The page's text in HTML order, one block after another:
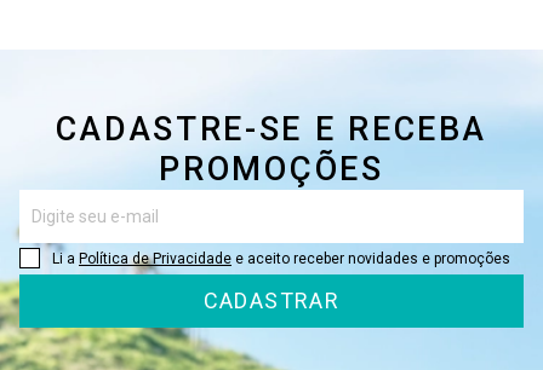
CADASTRE-SE E RECEBA
PROMOÇÕES
Li a Política de Privacidade e aceito receber novidades e promoções
CADASTRAR